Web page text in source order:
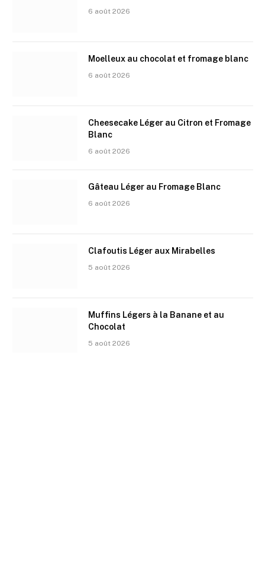
6 août 2026
Moelleux au chocolat et fromage blanc
6 août 2026
Cheesecake Léger au Citron et Fromage
Blanc
6 août 2026
Gâteau Léger au Fromage Blanc
6 août 2026
Clafoutis Léger aux Mirabelles
5 août 2026
Muffins Légers à la Banane et au
Chocolat
5 août 2026